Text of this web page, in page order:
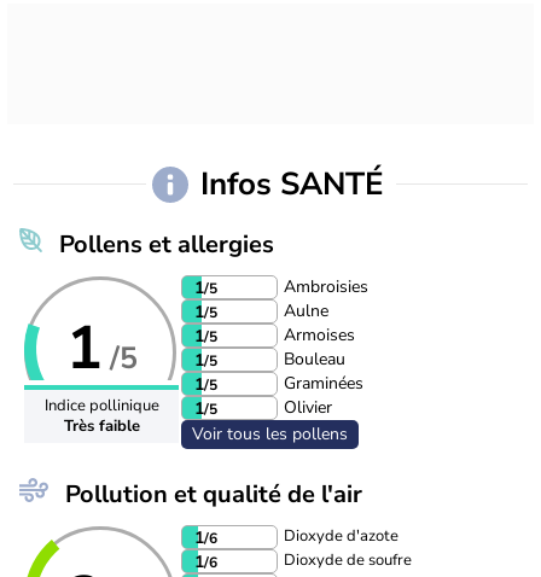
Infos SANTÉ
Pollens et allergies
1 /5
Indice pollinique
Très faible
1/5
Ambroisies
1/5
Aulne
1/5
Armoises
1/5
Bouleau
1/5
Graminées
1/5
Olivier
Voir tous les pollens
Pollution et qualité de l'air
1/6 Dioxyde d'azote
1/6 Dioxyde de soufre